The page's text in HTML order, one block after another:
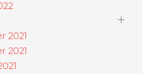
2021
2021